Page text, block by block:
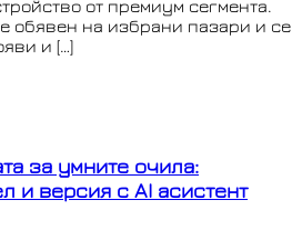
от премиум сегмента.
обявен на избрани пазари и се
и […]
за умните очила:
и версия с AI асистент